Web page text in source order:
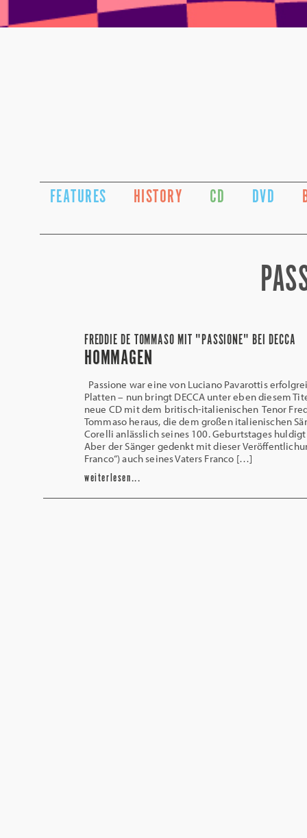
FEATURES HISTORY CD DVD
FREDDIE DE TOMMASO MIT "PASSIONE" BEI DECCA
HOMMAGEN
Passione war eine von Luciano Pavarottis
Platten – nun bringt DECCA unter eben diesem
neue CD mit dem britisch-italienischen Tenor
Tommaso heraus, die dem großen italienischen
Corelli anlässlich seines 100. Geburtstages
Aber der Sänger gedenkt mit dieser
Franco“) auch seines Vaters Franco […]
weiterlesen...